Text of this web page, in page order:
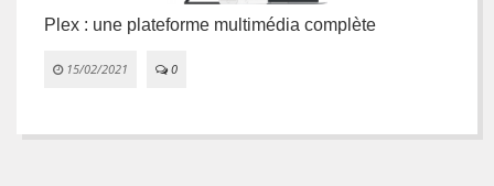
Plex : une plateforme multimédia complète
15/02/2021 0